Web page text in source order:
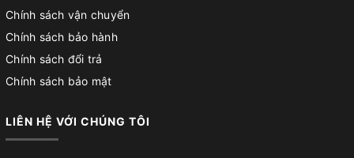
Chính sách vận chuyển
Chính sách bảo hành
Chính sách đổi trả
Chính sách bảo mật
LIÊN HỆ VỚI CHÚNG TÔI